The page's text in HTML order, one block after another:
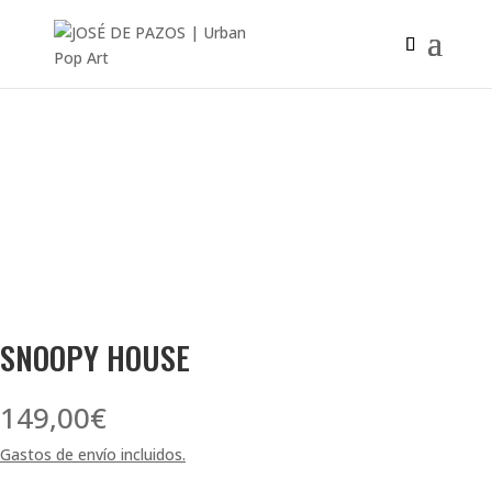
SNOOPY HOUSE
149,00€
Gastos de envío incluidos.